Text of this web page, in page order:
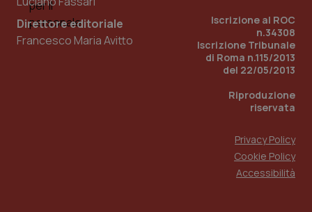
Direttore editoriale
Francesco Maria Avitto
Iscrizione al ROC
n.34308
Iscrizione Tribunale
di Roma n.115/2013
del 22/05/2013
Riproduzione
riservata
Privacy Policy
Cookie Policy
Accessibilità
.quotidianosanita.it
1